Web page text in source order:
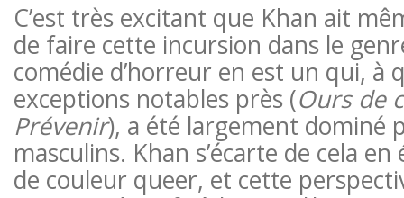
C’est très excitant que Khan ait
de faire cette incursion dans le
comédie d’horreur en est un qui, à
exceptions notables près (Ours de
Prévenir), a été largement dominé
masculins. Khan s’écarte de cela
de couleur queer, et cette